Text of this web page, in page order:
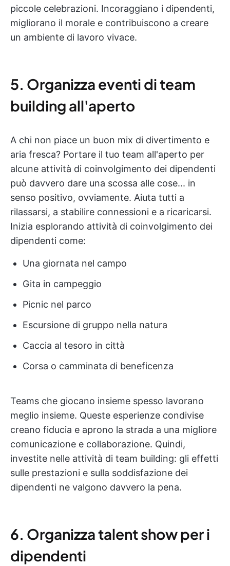
piccole celebrazioni. Incoraggiano i dipendenti,
migliorano il morale e contribuiscono a creare
un ambiente di lavoro vivace.
5. Organizza eventi di team
building all'aperto
A chi non piace un buon mix di divertimento e
aria fresca? Portare il tuo team all'aperto per
alcune attività di coinvolgimento dei dipendenti
può davvero dare una scossa alle cose... in
senso positivo, ovviamente. Aiuta tutti a
rilassarsi, a stabilire connessioni e a ricaricarsi.
Inizia esplorando attività di coinvolgimento dei
dipendenti come:
Una giornata nel campo
Gita in campeggio
Picnic nel parco
Escursione di gruppo nella natura
Caccia al tesoro in città
Corsa o camminata di beneficenza
Teams che giocano insieme spesso lavorano
meglio insieme. Queste esperienze condivise
creano fiducia e aprono la strada a una migliore
comunicazione e collaborazione. Quindi,
investite nelle attività di team building: gli effetti
sulle prestazioni e sulla soddisfazione dei
dipendenti ne valgono davvero la pena.
6. Organizza talent show per i
dipendenti